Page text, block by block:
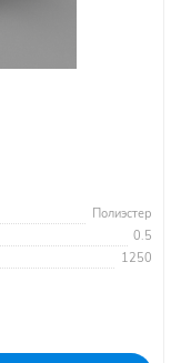
Полиэстер
0.5
1250